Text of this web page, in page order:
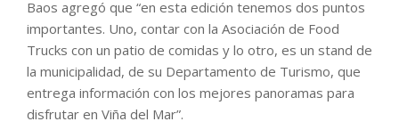
Baos agregó que “en esta edición tenemos dos puntos
importantes. Uno, contar con la Asociación de Food
Trucks con un patio de comidas y lo otro, es un stand de
la municipalidad, de su Departamento de Turismo, que
entrega información con los mejores panoramas para
disfrutar en Viña del Mar”.